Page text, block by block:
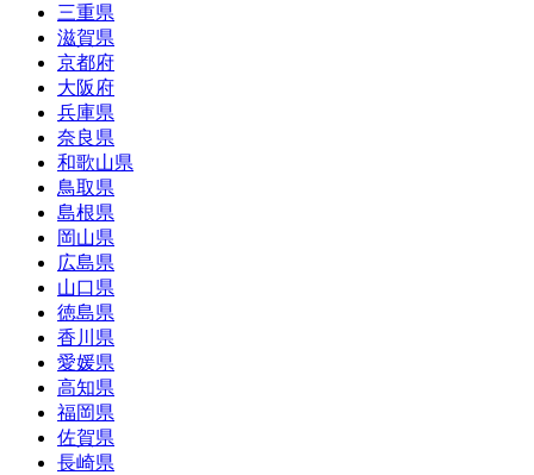
三重県
滋賀県
京都府
大阪府
兵庫県
奈良県
和歌山県
鳥取県
島根県
岡山県
広島県
山口県
徳島県
香川県
愛媛県
高知県
福岡県
佐賀県
長崎県